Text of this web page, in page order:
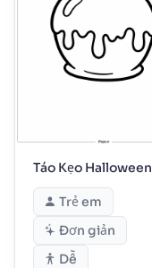
Táo Kẹo Halloween
Trẻ em
Đơn giản
Dễ